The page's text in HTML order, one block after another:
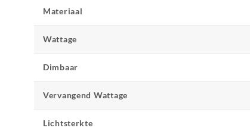
Materiaal
Wattage
Dimbaar
Vervangend Wattage
Lichtsterkte